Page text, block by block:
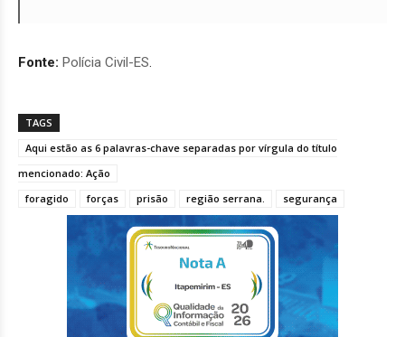
Fonte: Polícia Civil-ES
TAGS
Aqui estão as 6 palavras-chave separadas por vírgula do título
mencionado: Ação
foragido
forças prisão região serrana. segurança